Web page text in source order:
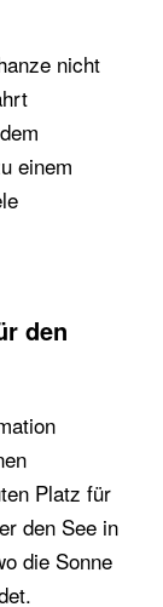
nicht
einem
den
Platz für
den See in
die Sonne